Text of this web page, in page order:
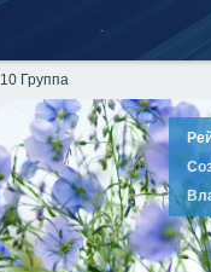
10 Группа